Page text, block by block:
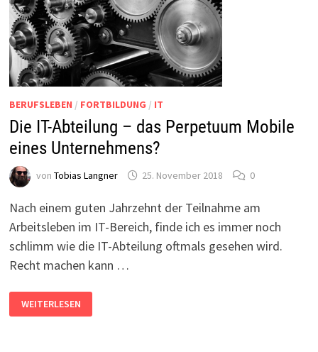
BERUFSLEBEN / FORTBILDUNG / IT
Die IT-Abteilung – das Perpetuum Mobile
eines Unternehmens?
von Tobias Langner 25. November 2018 0
Nach einem guten Jahrzehnt der Teilnahme am
Arbeitsleben im IT-Bereich, finde ich es immer noch
schlimm wie die IT-Abteilung oftmals gesehen wird.
Recht machen kann …
DIE
IT-
ABTEILUNG
WEITERLESEN